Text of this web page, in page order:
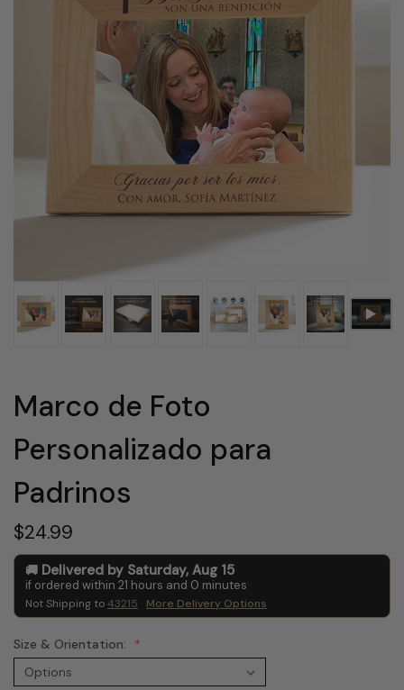
Marco de Foto
Personalizado para
Padrinos
$24.99
Delivered by Saturday, Aug 15
if ordered within 21 hours and 0 minutes
Not Shipping to43215 More Delivery Options
Size & Orientation: